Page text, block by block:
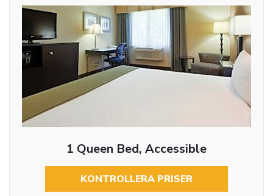
1 Queen Bed, Accessible
KONTROLLERA PRISER